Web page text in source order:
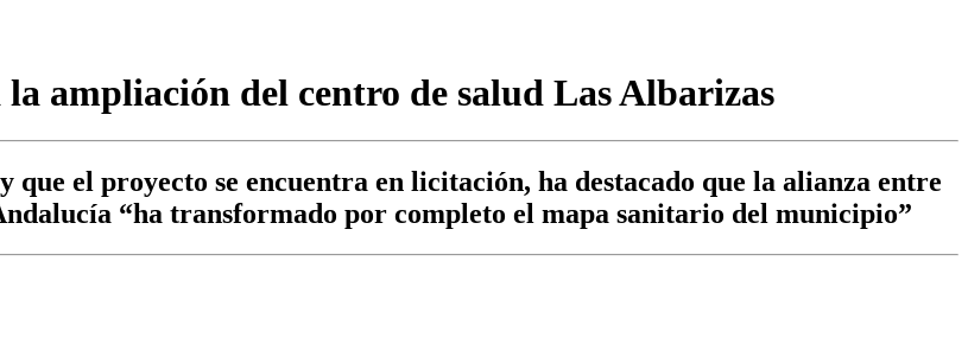
ampliación del centro de salud Las Albarizas
que el proyecto se encuentra en licitación, ha destacado que la alianza entre
“ha transformado por completo el mapa sanitario del municipio”